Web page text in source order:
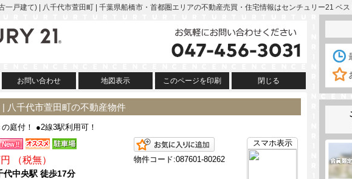
一戸建て) | 八千代市萱田町 | 千葉県船橋市・首都圏エリアの不動産売買・住宅情報はセンチュリー21 ベス
お問い合わせ 地図表示 このページを印刷 閉じる
| 八千代市萱田町の不動産物件
庭付！ ●2線3駅利用可！
（税無）
代中央駅 徒歩17分
スマホ表示
お気に入りに追加
物件コード:087601-80262